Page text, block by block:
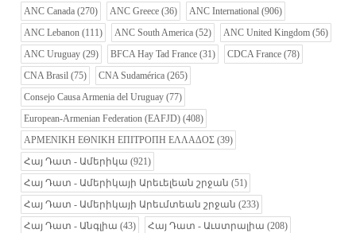
ANC Canada (270) ANC Greece (36) ANC International (906)
ANC Lebanon (111) ANC South America (52) ANC United Kingdom (56)
ANC Uruguay (29) BFCA Hay Tad France (31) CDCA France (78)
CNA Brasil (75) CNA Sudamérica (265)
Consejo Causa Armenia del Uruguay (77)
European-Armenian Federation (EAFJD) (408)
ΑΡΜΕΝΙΚΗ ΕΘΝΙΚΗ ΕΠΙΤΡΟΠΗ ΕΛΛΑΔΟΣ (39)
Հայ Դատ - Ամերիկա (921)
Հայ Դատ - Ամերիկայի Արեւելեան շրջան (51)
Հայ Դատ - Ամերիկայի Արեւմտեան շրջան (233)
Հայ Դատ - Անգլիա (43) Հայ Դատ - Աւստրալիա (208)